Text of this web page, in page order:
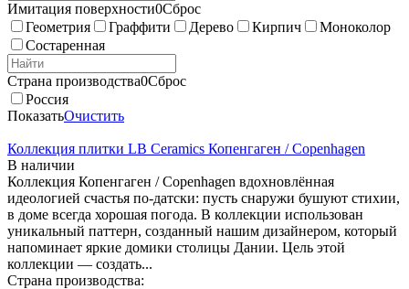
Имитация поверхности0Сброс
Геометрия
Граффити Дерево Кирпич
Моноколор
Состаренная
Страна производства0Сброс
Россия
ПоказатьОчистить
Коллекция плитки LB Ceramics Копенгаген / Copenhagen
В наличии
Коллекция Копенгаген / Copenhagen вдохновлённая
идеологией счастья по-датски: пусть снаружи бушуют стихии,
в доме всегда хорошая погода. В коллекции использован
уникальный паттерн, созданный нашим дизайнером, который
напоминает яркие домики столицы Дании. Цель этой
коллекции — создать...
Страна производства: